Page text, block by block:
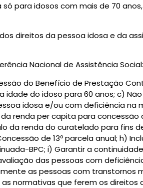
só para idosos com mais de 70
direitos da pessoa idosa e da
Nacional de Assistência Social:
do Benefício de Prestação
idade do idoso para 60 anos; c)
idosa e/ou com deficiência
renda per capita para
da renda do curatelado para fins
de 13º parcela anual; h)
BPC; i) Garantir a
das pessoas com
as pessoas com
as normativas que ferem os